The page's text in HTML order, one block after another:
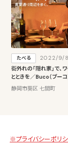
たべる
2022/9/8
街外れの「隠れ家」で、
とときを／Buco（ブーコ
静岡市葵区 七間町
※プライバシーポリシ